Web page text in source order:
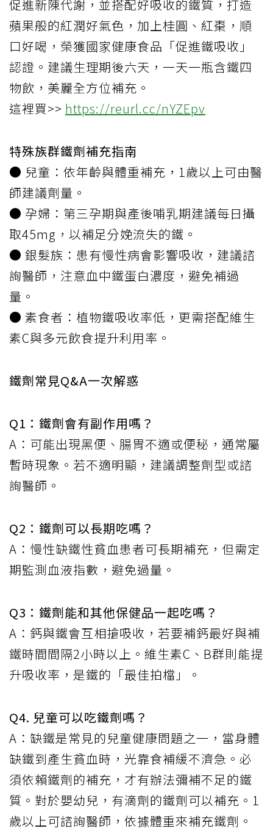
促進新陳代謝，並搭配好吸收的鐵質，打造
蘋果般的紅潤好氣色，加上桂圓、紅棗，順
口好喝，榮獲國家健康食品「促進鐵吸收」
認證。建議生理期後六天，一天一瓶含鐵四
物飲，美麗全方位補充。
這裡買>> https://reurl.cc/nYZEpv
特殊族群鐵劑補充指南
● 兒童：依年齡與體重補充，1歲以上可由醫
師建議劑量。
● 孕婦：第三孕期與產後哺乳期建議每日攝
取45mg，以補足分娩流失的鐵。
● 銀髮族：患有慢性病會影響吸收，建議諮
詢醫師，注意血中鐵蛋白濃度，避免補過
量。
● 素食者：植物鐵吸收率低，更需搭配維生
素C與多元飲食提升利用率。
鐵劑常見Q&A一次解惑
Q1：鐵劑會有副作用嗎？
A：可能出現黑便、腸胃不適或便秘，通常屬
暫時現象。若不適明顯，建議調整劑型或諮
詢醫師。
Q2：鐵劑可以長期吃嗎？
A：慢性缺鐵性貧血患者可長期補充，但需定
期監測血液指數，避免過量。
Q3：鐵劑能和其他保健品一起吃嗎？
A：鈣與鐵會互相搶吸收，若要補鈣最好與補
鐵時間間隔2小時以上。維生素C、B群則能提
升吸收率，是鐵的「最佳拍檔」。
Q4. 兒童可以吃鐵劑嗎？
A：缺鐵是常見的兒童健康問題之一，當身體
缺鐵到產生貧血時，光靠食補緩不濟急。必
須依賴鐵劑的補充，才有辦法彌補不足的鐵
質。對於嬰幼兒，有滴劑的鐵劑可以補充。1
歲以上可諮詢醫師，依據體重來補充鐵劑。